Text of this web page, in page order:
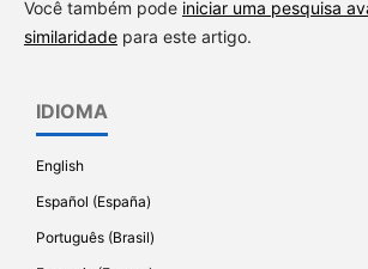
Você também pode iniciar uma pesquisa
similaridadepara este artigo.
IDIOMA
English
Español (España)
Português (Brasil)